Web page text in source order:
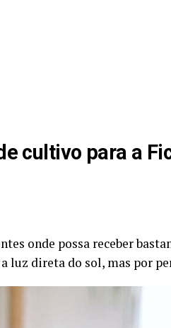
cultivo para a
onde possa receber
luz direta do sol, mas por